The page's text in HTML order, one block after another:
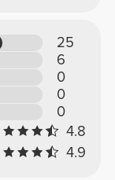
25
6
0
0
0
4.8
4.9